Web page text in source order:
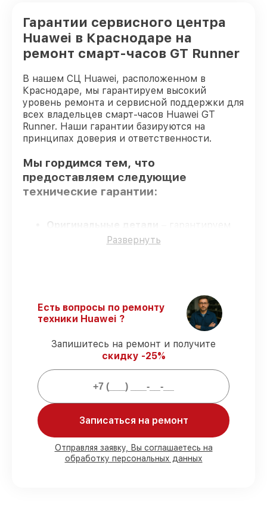
Гарантии сервисного центра
Huawei в Краснодаре на
ремонт смарт-часов GT Runner
В нашем СЦ Huawei, расположенном в
Краснодаре, мы гарантируем высокий
уровень ремонта и сервисной поддержки для
всех владельцев смарт-часов Huawei GT
Runner. Наши гарантии базируются на
принципах доверия и ответственности.
Мы гордимся тем, что
предоставляем следующие
технические гарантии:
Оригинальные детали
использование фирменных запчастей для
–
восстановление смарт-часов GT Runner
выполняется строго в оговоренные
Гарантийное обслуживание– все
работы по восстановлению проводятся с
официальной гарантией.
Мы гарантируем:
80%работ с возможностью наблюдения
90%комплектующих для смарт-часов
имеются в наличии или быстро
Развернуть
Есть вопросы по ремонту
техники Huawei ?
Запишитесь на ремонт и получите
скидку -25%
Записаться на ремонт
Отправляя заявку, Вы соглашаетесь на
обработку персональных данных